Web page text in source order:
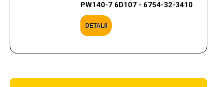
PW140-7 6D107 - 6754-32-3410
DETALII